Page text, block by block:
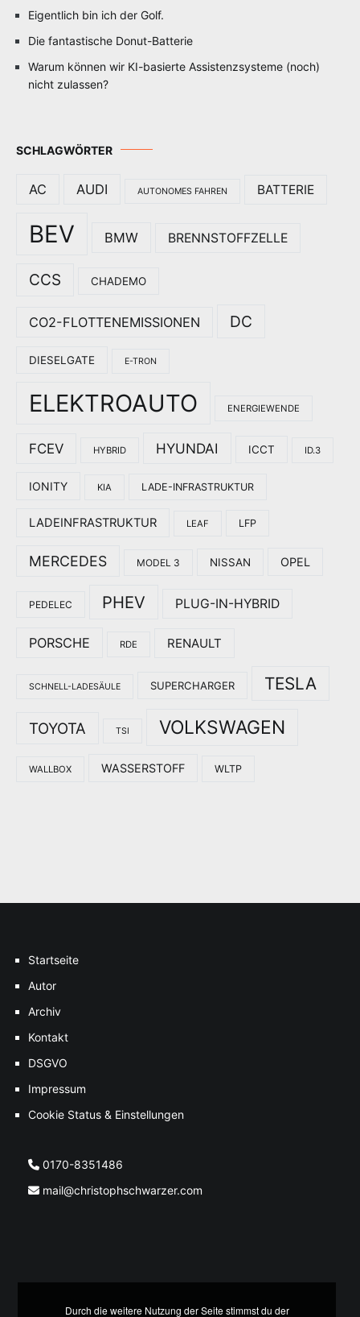
Eigentlich bin ich der Golf.
Die fantastische Donut-Batterie
Warum können wir KI-basierte Assistenzsysteme (noch)
nicht zulassen?
SCHLAGWÖRTER
AC AUDI AUTONOMES FAHREN BATTERIE
BEV BMW BRENNSTOFFZELLE
CCS CHADEMO
CO2-FLOTTENEMISSIONEN DC
DIESELGATE E-TRON
ELEKTROAUTO ENERGIEWENDE
FCEV HYBRID HYUNDAI ICCT ID.3
IONITY KIA LADE-INFRASTRUKTUR
LADEINFRASTRUKTUR LEAF LFP
MERCEDES MODEL 3 NISSAN OPEL
PEDELEC PHEV PLUG-IN-HYBRID
PORSCHE RDE RENAULT
SCHNELL-LADESÄULE SUPERCHARGER TESLA
TOYOTA TSI VOLKSWAGEN
WALLBOX WASSERSTOFF WLTP
Startseite
Autor
Archiv
Kontakt
DSGVO
Impressum
Cookie Status & Einstellungen
0170-8351486
mail@christophschwarzer.com
Durch die weitere Nutzung der Seite stimmst du der